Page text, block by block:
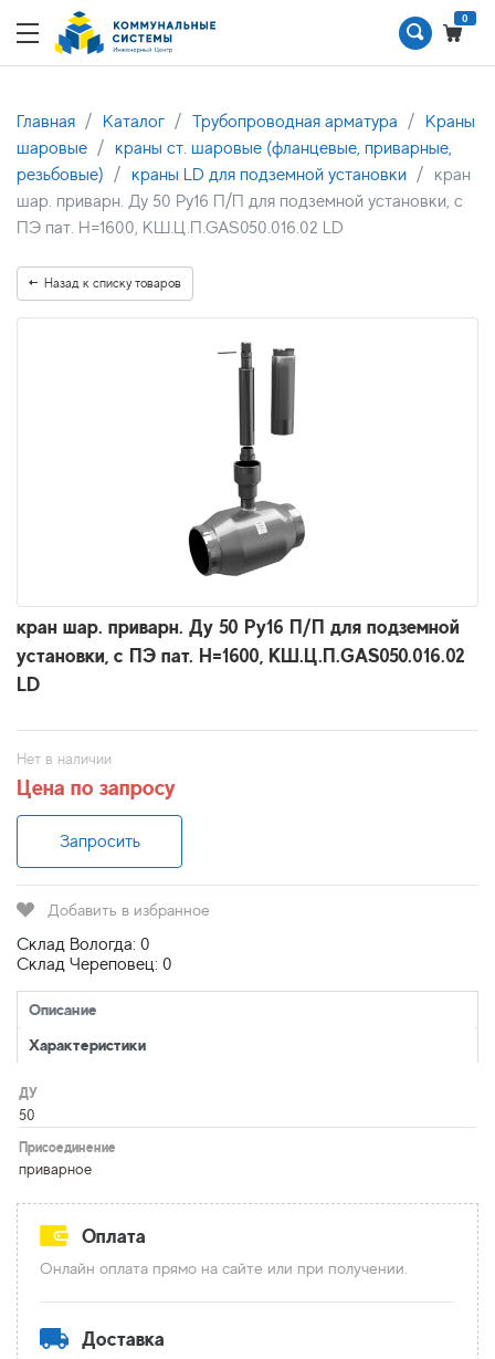
0
Главная Каталог Трубопроводная арматура
Краны
шаровые
краны ст. шаровые (фланцевые, приварные,
резьбовые)
краны LD для подземной установки
кран
шар. приварн. Ду 50 Ру16 П/П для подземной установки, с
ПЭ пат. H=1600, КШ.Ц.П.GAS050.016.02 LD
Назад к списку товаров
кран шар. приварн. Ду 50 Ру16 П/П для подземной
установки, с ПЭ пат. H=1600, КШ.Ц.П.GAS050.016.02
LD
Нет в наличии
Цена по запросу
Запросить
Добавить в избранное
Склад Вологда: 0
Склад Череповец: 0
Описание
Характеристики
ДУ
50
Присоединение
приварное
Оплата
Онлайн оплата прямо на сайте или при получении.
Доставка